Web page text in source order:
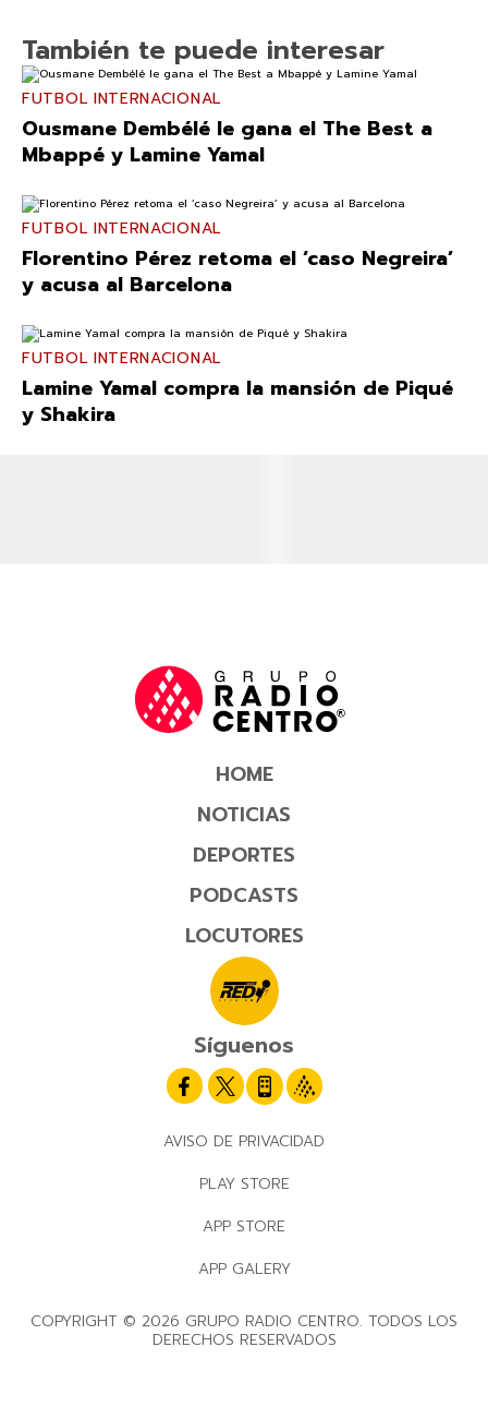
También te puede interesar
FUTBOL INTERNACIONAL
Ousmane Dembélé le gana el The Best a
Mbappé y Lamine Yamal
FUTBOL INTERNACIONAL
Florentino Pérez retoma el ‘caso Negreira’
y acusa al Barcelona
FUTBOL INTERNACIONAL
Lamine Yamal compra la mansión de Piqué
y Shakira
HOME
NOTICIAS
DEPORTES
PODCASTS
LOCUTORES
Síguenos
AVISO DE PRIVACIDAD
PLAY STORE
APP STORE
APP GALERY
COPYRIGHT © 2026 GRUPO RADIO CENTRO. TODOS LOS
DERECHOS RESERVADOS